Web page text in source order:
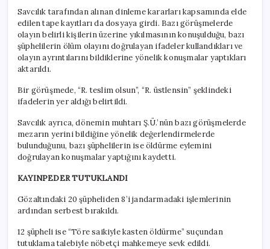
Savcılık tarafından alınan dinleme kararları kapsamında elde
edilen tape kayıtları da dosyaya girdi. Bazı görüşmelerde
olayın belirli kişilerin üzerine yıkılmasının konuşulduğu, bazı
şüphelilerin ölüm olayını doğrulayan ifadeler kullandıkları ve
olayın ayrıntılarını bildiklerine yönelik konuşmalar yaptıkları
aktarıldı.
Bir görüşmede, “R. teslim olsun”, “R. üstlensin” şeklindeki
ifadelerin yer aldığı belirtildi.
Savcılık ayrıca, dönemin muhtarı Ş.Ü.’nün bazı görüşmelerde
mezarın yerini bildiğine yönelik değerlendirmelerde
bulunduğunu, bazı şüphelilerin ise öldürme eylemini
doğrulayan konuşmalar yaptığını kaydetti.
KAYINPEDER TUTUKLANDI
Gözaltındaki 20 şüpheliden 8’i jandarmadaki işlemlerinin
ardından serbest bırakıldı.
12 şüpheli ise “Töre saikiyle kasten öldürme” suçundan
tutuklama talebiyle nöbetçi mahkemeye sevk edildi.